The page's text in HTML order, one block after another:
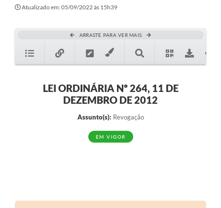
Atualizado em: 05/09/2022 às 15h39
ARRASTE PARA VER MAIS
LEI ORDINÁRIA Nº 264, 11 DE
DEZEMBRO DE 2012
Assunto(s): Revogação
EM VIGOR